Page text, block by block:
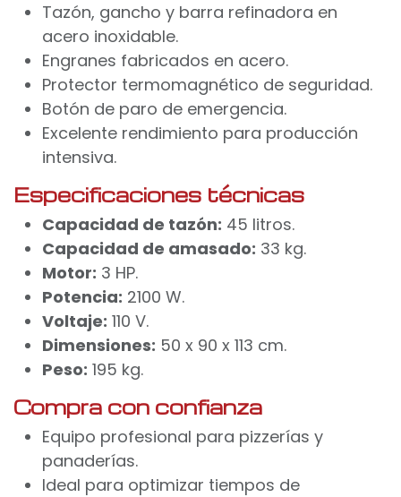
Tazón, gancho y barra refinadora en
acero inoxidable.
Engranes fabricados en acero.
Protector termomagnético de seguridad.
Botón de paro de emergencia.
Excelente rendimiento para producción
intensiva.
Especificaciones técnicas
Capacidad de tazón: 45 litros.
Capacidad de amasado: 33 kg.
Motor: 3 HP.
Potencia: 2100 W.
Voltaje: 110 V.
Dimensiones: 50 x 90 x 113 cm.
Peso: 195 kg.
Compra con confianza
Equipo profesional para pizzerías y
panaderías.
Ideal para optimizar tiempos de